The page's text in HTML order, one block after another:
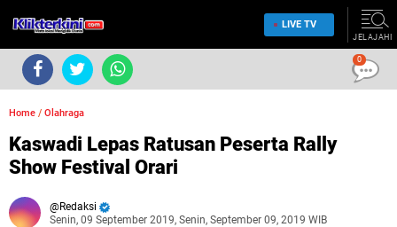
LIVE TV
JELAJAHI
Home / Olahraga
Kaswadi Lepas Ratusan Peserta Rally
Show Festival Orari
Redaksi
Senin, 09 September 2019, Senin, September 09, 2019 WIB
0